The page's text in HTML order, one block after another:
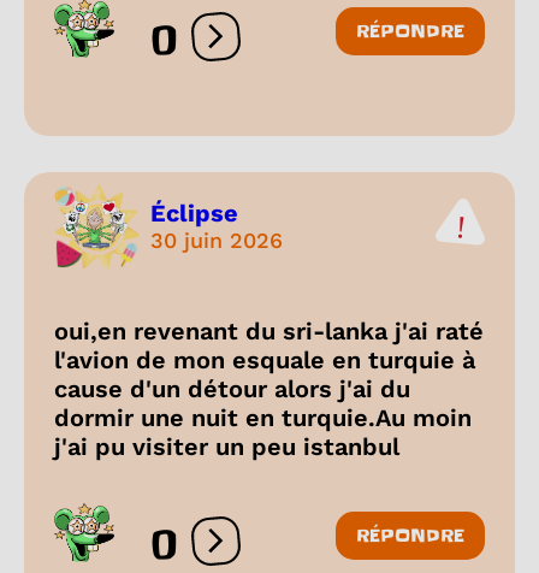
0 Ouvrir les réactions
RÉPONDRE
Éclipse
30 juin 2026
oui,en revenant du sri-lanka j'ai raté
l'avion de mon esquale en turquie à
cause d'un détour alors j'ai du
dormir une nuit en turquie.Au moin
j'ai pu visiter un peu istanbul
0 Ouvrir les réactions
RÉPONDRE